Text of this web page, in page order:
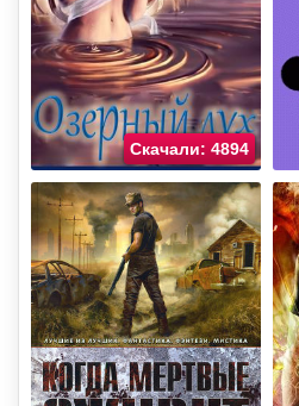
Скачали: 4894